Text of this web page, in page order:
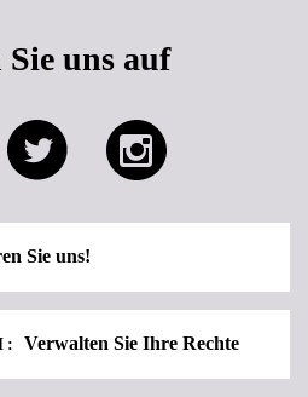
Sie uns auf
Sie uns!
Verwalten Sie Ihre Rechte